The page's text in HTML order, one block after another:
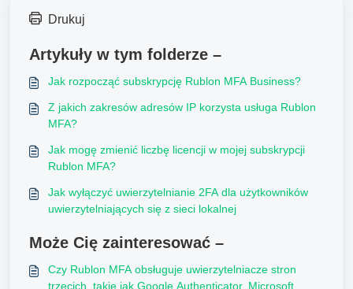
Drukuj
Artykuły w tym folderze –
Jak rozpocząć subskrypcję Rublon MFA Business?
Z jakich zakresów adresów IP korzysta usługa Rublon
MFA?
Jak mogę zmienić liczbę licencji w mojej subskrypcji
Rublon MFA?
Jak wyłączyć uwierzytelnianie 2FA dla użytkowników
uwierzytelniających się z sieci lokalnej
Może Cię zainteresować –
Czy Rublon MFA obsługuje uwierzytelniacze stron
trzecich, takie jak Google Authenticator, Microsoft